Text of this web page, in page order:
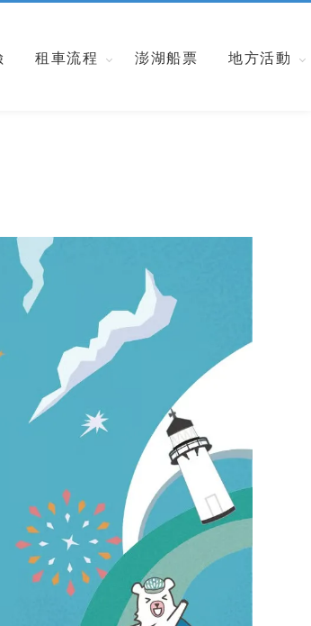
租車流程 澎湖船票 地方活動